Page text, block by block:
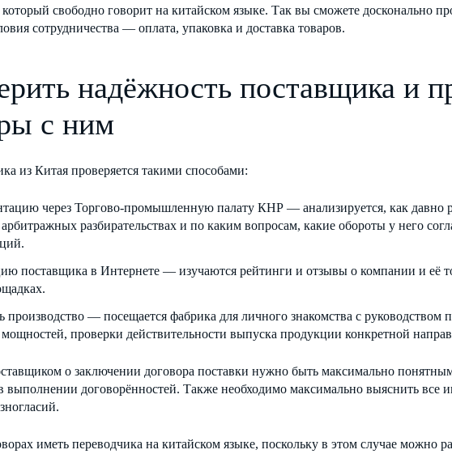
свободно говорит на китайском языке. Так вы сможете досконально
сотрудничества — оплата, упаковка и доставка товаров.
надёжность поставщика и
с ним
из Китая проверяется такими способами:
через Торгово-промышленную палату КНР — анализируется, как давно
разбирательствах и по каким вопросам, какие обороты у него
поставщика в Интернете — изучаются рейтинги и отзывы о компании и её
производство — посещается фабрика для личного знакомства с руководством
проверки действительности выпуска продукции конкретной
о заключении договора поставки нужно быть максимально
договорённостей. Также необходимо максимально выяснить все
иметь переводчика на китайском языке, поскольку в этом случае можно